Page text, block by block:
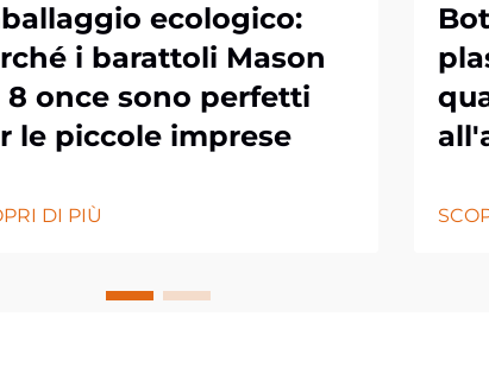
ecologico:
i barattoli Mason
8 once sono perfetti
le piccole imprese
DI PIÙ